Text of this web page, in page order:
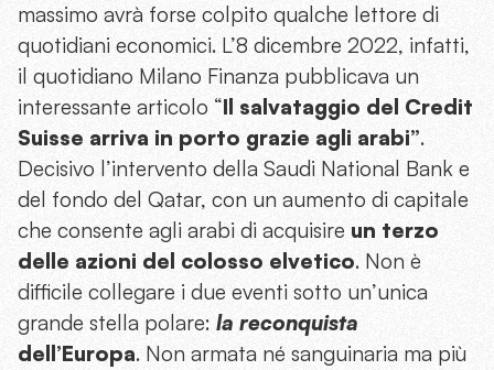
massimo avrà forse colpito qualche lettore di
quotidiani economici. L’8 dicembre 2022, infatti,
il quotidiano Milano Finanza pubblicava un
interessante articolo “Il salvataggio del Credit
Suisse arriva in porto grazie agli arabi”.
Decisivo l’intervento della Saudi National Bank e
del fondo del Qatar, con un aumento di capitale
che consente agli arabi di acquisire un terzo
delle azioni del colosso elvetico. Non è
difficile collegare i due eventi sotto un’unica
grande stella polare: la reconquista
dell’Europa. Non armata né sanguinaria ma più